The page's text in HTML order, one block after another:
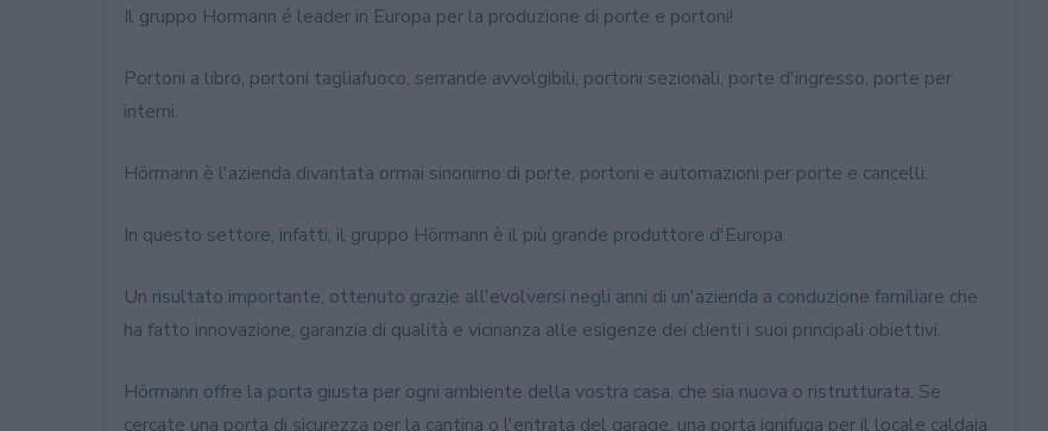
Il gruppo Hormann é leader in Europa per la produzione di porte e portoni!
Portoni a libro, portoni tagliafuoco, serrande avvolgibili, portoni sezionali, porte d'ingresso, porte per
interni.
Hörmann è l'azienda divantata ormai sinonimo di porte, portoni e automazioni per porte e cancelli.
In questo settore, infatti, il gruppo Hörmann è il più grande produttore d'Europa.
Un risultato importante, ottenuto grazie all'evolversi negli anni di un'azienda a conduzione familiare che
ha fatto innovazione, garanzia di qualità e vicinanza alle esigenze dei clienti i suoi principali obiettivi.
Hörmann offre la porta giusta per ogni ambiente della vostra casa, che sia nuova o ristrutturata. Se
cercate una porta di sicurezza per la cantina o l'entrata del garage, una porta ignifuga per il locale caldaia